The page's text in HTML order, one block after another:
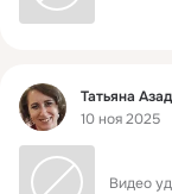
Фид Татьяна
10 ноя 2025
Видео